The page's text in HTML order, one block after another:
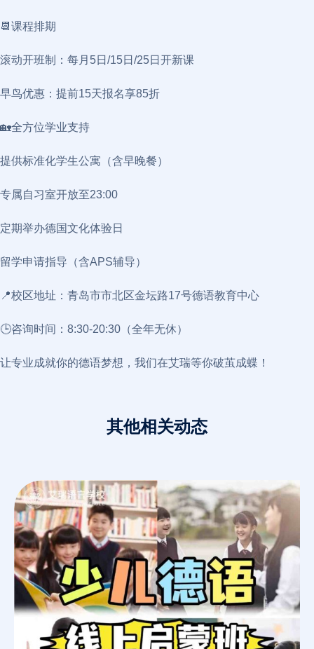
📆课程排期
滚动开班制：每月5日/15日/25日开新课
早鸟优惠：提前15天报名享85折
🏡全方位学业支持
提供标准化学生公寓（含早晚餐）
专属自习室开放至23:00
定期举办德国文化体验日
留学申请指导（含APS辅导）
📍校区地址：青岛市市北区金坛路17号德语教育中心
🕒咨询时间：8:30-20:30（全年无休）
让专业成就你的德语梦想，我们在艾瑞等你破茧成蝶！
其他相关动态